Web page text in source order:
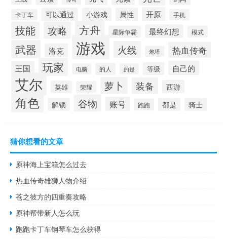
卡丁车 可以通过 小游戏 属性 开原 手机
技能 攻略 方舟 星际争霸 最终幻想 模式
武器 洛克 游戏 火线 炮塔 热血传奇
王国 玩家 电脑 的人 的是 等级 自己的
艾尔 英雄 荣耀 萝卜 装备 西游
角色 解锁 谷物 账号 跑跑 都是 骑士
猜你想看的文章
原神海上宝箱怎么过去
热血传奇雄狮人物介绍
苍之彼方的四重奏攻略
原神帮带新人怎么玩
跑跑卡丁车钢琴车怎么获得